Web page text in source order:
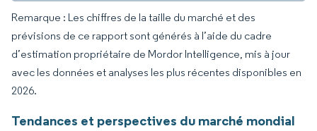
Remarque : Les chiffres de la taille du marché et des
prévisions de ce rapport sont générés à l’aide du cadre
d’estimation propriétaire de Mordor Intelligence, mis à jour
avec les données et analyses les plus récentes disponibles en
2026.
Tendances et perspectives du marché mondial